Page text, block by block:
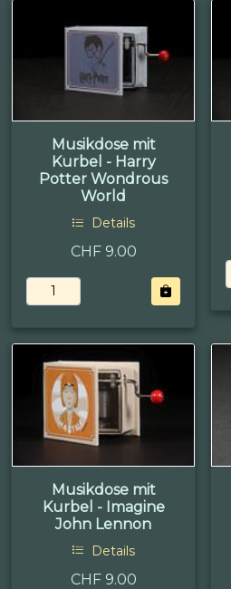
Musikdose mit
Kurbel - Harry
Potter Wondrous
World
Details
CHF 9.00
Musikdose mit
Kurbel - Imagine
John Lennon
Details
CHF 9.00